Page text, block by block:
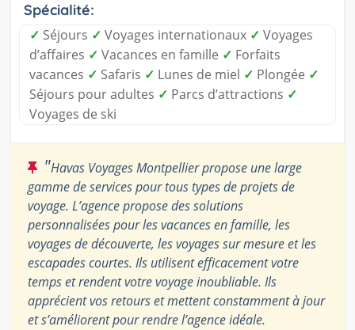
Spécialité:
✓ Séjours ✓ Voyages internationaux ✓ Voyages
d’affaires ✓ Vacances en famille ✓ Forfaits
vacances ✓ Safaris ✓ Lunes de miel ✓ Plongée ✓
Séjours pour adultes ✓ Parcs d’attractions ✓
Voyages de ski
"Havas Voyages Montpellier propose une large
gamme de services pour tous types de projets de
voyage. L’agence propose des solutions
personnalisées pour les vacances en famille, les
voyages de découverte, les voyages sur mesure et les
escapades courtes. Ils utilisent efficacement votre
temps et rendent votre voyage inoubliable. Ils
apprécient vos retours et mettent constamment à jour
et s’améliorent pour rendre l’agence idéale.